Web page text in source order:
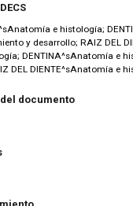
e histología;
y desarrollo; RAIZ DEL
DENTINA^sAnatomía e
DEL DIENTE^sAnatomía e
documento